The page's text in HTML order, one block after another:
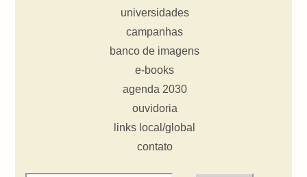
universidades
campanhas
banco de imagens
e-books
agenda 2030
ouvidoria
links local/global
contato